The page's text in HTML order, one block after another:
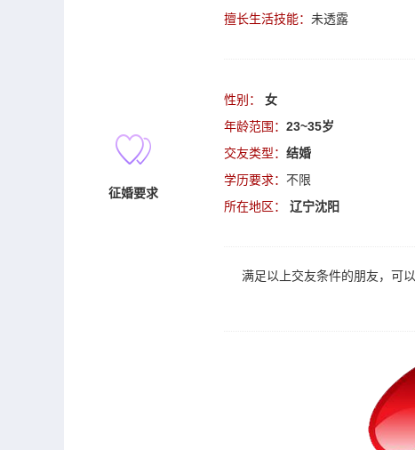
擅长生活技能： 未透露
征婚要求
性别： 女
年龄范围： 23~35岁
交友类型： 结婚
学历要求： 不限
所在地区：
辽宁沈阳
满足以上交友条件的朋友，可以